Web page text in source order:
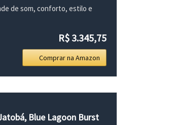
de som, conforto, estilo e
R$ 3.345,75
Comprar na Amazon
Blue Lagoon Burst